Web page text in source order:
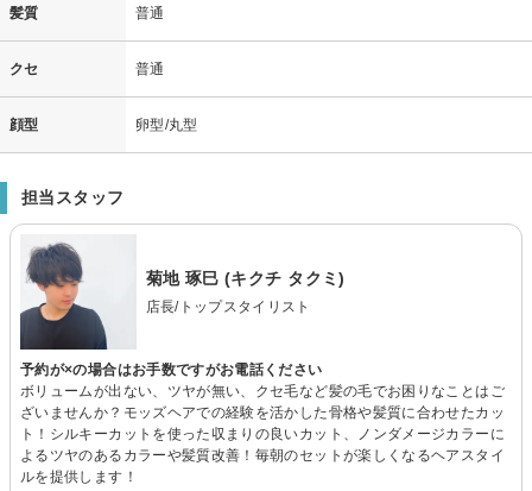
髪質 普通
クセ 普通
顔型 卵型/丸型
担当スタッフ
菊地 琢巳 (キクチ タクミ)
店長/トップスタイリスト
予約が×の場合はお手数ですがお電話ください
ボリュームが出ない、ツヤが無い、クセ毛など髪の毛でお困りなことはご
ざいませんか？モッズヘアでの経験を活かした骨格や髪質に合わせたカッ
ト！シルキーカットを使った収まりの良いカット、ノンダメージカラーに
よるツヤのあるカラーや髪質改善！毎朝のセットが楽しくなるヘアスタイ
ルを提供します！